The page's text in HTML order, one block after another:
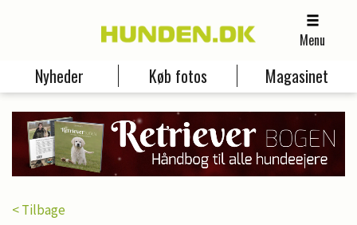
Menu
Nyheder Køb fotos Magasinet
< Tilbage